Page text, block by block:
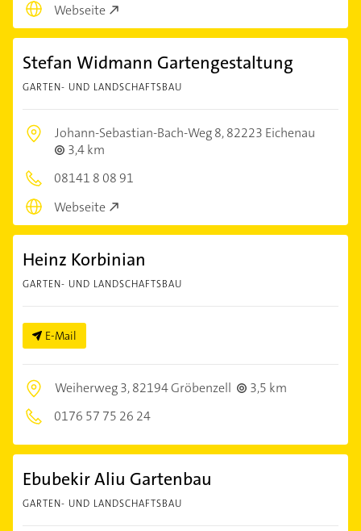
Webseite
Stefan Widmann Gartengestaltung
GARTEN- UND LANDSCHAFTSBAU
Johann-Sebastian-Bach-Weg 8,82223 Eichenau
3,4 km
08141 8 08 91
Webseite
Heinz Korbinian
GARTEN- UND LANDSCHAFTSBAU
E-Mail
Weiherweg 3,82194 Gröbenzell
3,5 km
0176 57 75 26 24
Ebubekir Aliu Gartenbau
GARTEN- UND LANDSCHAFTSBAU